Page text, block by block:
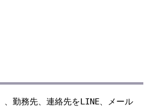
、勤務先、連絡先をLINE、メール